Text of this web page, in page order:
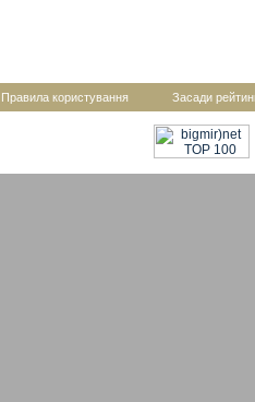
Правила користування Засади